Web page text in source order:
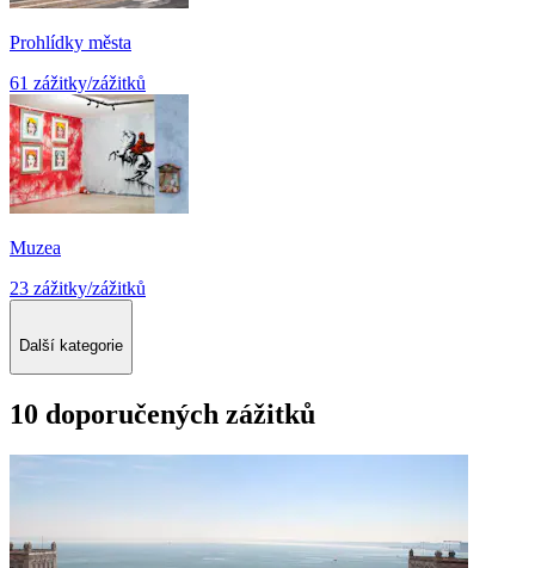
Prohlídky města
61 zážitky/zážitků
Muzea
23 zážitky/zážitků
Další kategorie
10 doporučených zážitků